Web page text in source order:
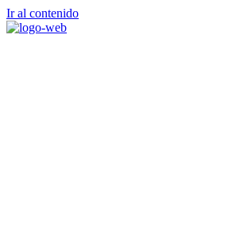
Ir al contenido